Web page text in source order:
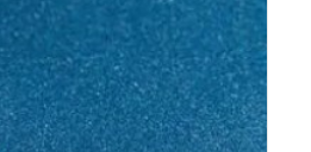
前预约）
前预约）
蓉广场）10层13室（需提前预约）
）